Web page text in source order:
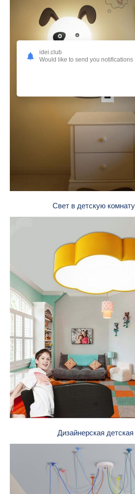
Свет в детскую
Дизайнерская
idei.club
Would like to send you notifications